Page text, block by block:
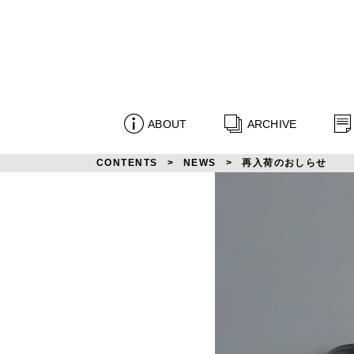
ABOUT ARCHIVE
CONTENTS NEWS 再入荷のおしらせ